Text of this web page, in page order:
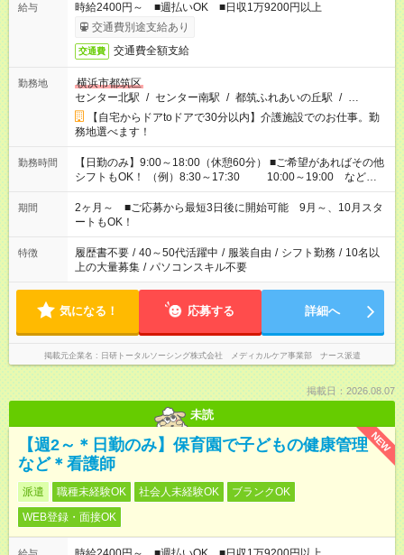
給与
時給2400円～ ■週払いOK ■日収1万9200円以上
交通費別途支給あり
交通費 交通費全額支給
勤務地
横浜市都筑区
センター北駅 / センター南駅 / 都筑ふれあいの丘駅 / …
【自宅からドアtoドアで30分以内】介護施設でのお仕事。勤
務地選べます！
勤務時間
【日勤のみ】9:00～18:00（休憩60分） ■ご希望があればその他
シフトもOK！ （例）8:30～17:30 10:00～19:00 など
「家族とお休みを合わせたい」 「余裕を持って夕飯の準備がし
たい」 「できれば残業はしたくない」 など、ご希望があれば教
えてくださいね。 ※Wワーク希望の方へ 今ご覧のお仕事で希望
する勤務時間と、もう1つのお仕事の勤務時間。 合計で週40時
間を超える場合は応募できません
期間
2ヶ月～ ■ご応募から最短3日後に開始可能 9月～、10月スタ
ートもOK！
特徴 履歴書不要 / 40～50代活躍中 / 服装自由 / シフト勤務 / 10名以
上の大量募集 / パソコンスキル不要
気になる！ 応募する 詳細へ
掲載元企業名 日研トータルソーシング株式会社 メディカルケア事業部 ナース派遣
掲載日：2026.08.07
未読
NEW
【週2～＊日勤のみ】保育園で子どもの健康管理
など＊看護師
派遣 職種未経験OK 社会人未経験OK
ブランクOK
WEB登録・面接OK